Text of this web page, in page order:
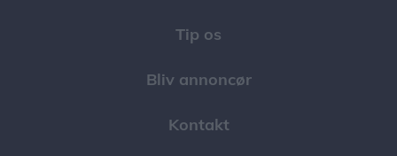
Tip os
Bliv annoncør
Kontakt